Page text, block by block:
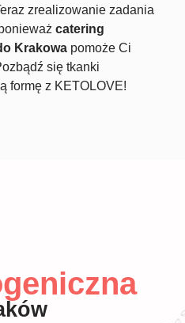
zrealizowanie zadania
catering
Krakowa pomoże Ci
się tkanki
formę z KETOLOVE!